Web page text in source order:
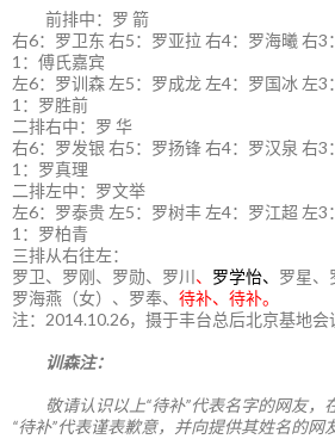
前排中：罗 箭
右6：罗卫东 右5：罗亚拉 右4：罗海曦 右3
1：傅氏嘉宾
左6：罗训森 左5：罗成龙 左4：罗国冰 左3
1：罗胜前
二排右中：罗 华
右6：罗发银 右5：罗扬锋 右4：罗汉泉 右3
1：罗真理
二排左中：罗文举
左6：罗泰贵 左5：罗树丰 左4：罗江超 左3：
1：罗柏青
三排从右往左：
罗卫、罗刚、罗勋、罗川 、 罗学怡、 罗星、
罗海燕（女）、罗奉、 待补、待补。
注：2014.10.26，摄于丰台总后北京基地会
训森注：
敬请认识以上“待补”代表名字的网友
“待补”代表谨表歉意，并向提供其姓名的网